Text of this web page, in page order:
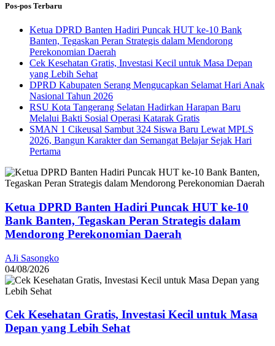
Pos-pos Terbaru
Ketua DPRD Banten Hadiri Puncak HUT ke-10 Bank
Banten, Tegaskan Peran Strategis dalam Mendorong
Perekonomian Daerah
Cek Kesehatan Gratis, Investasi Kecil untuk Masa Depan
yang Lebih Sehat
DPRD Kabupaten Serang Mengucapkan Selamat Hari Anak
Nasional Tahun 2026
RSU Kota Tangerang Selatan Hadirkan Harapan Baru
Melalui Bakti Sosial Operasi Katarak Gratis
SMAN 1 Cikeusal Sambut 324 Siswa Baru Lewat MPLS
2026, Bangun Karakter dan Semangat Belajar Sejak Hari
Pertama
Ketua DPRD Banten Hadiri Puncak HUT ke-10
Bank Banten, Tegaskan Peran Strategis dalam
Mendorong Perekonomian Daerah
AJi Sasongko
04/08/2026
Cek Kesehatan Gratis, Investasi Kecil untuk Masa
Depan yang Lebih Sehat